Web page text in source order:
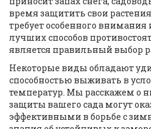
время защитить свои
требует особенного
лучших способов
является правильный выбор
Некоторые виды обладают
способностью выживать в
температур. Мы расскажем о
защиты вашего сада могут
эффективными в борьбе с